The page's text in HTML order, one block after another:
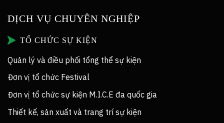
DỊCH VỤ CHUYÊN NGHIỆP
TỔ CHỨC SỰ KIỆN
Quản lý và điều phối tổng thể sự kiện
Đơn vị tổ chức Festival
Đơn vị tổ chức sự kiện M.I.C.E đa quốc gia
Thiết kế, sản xuất và trang trí sự kiện